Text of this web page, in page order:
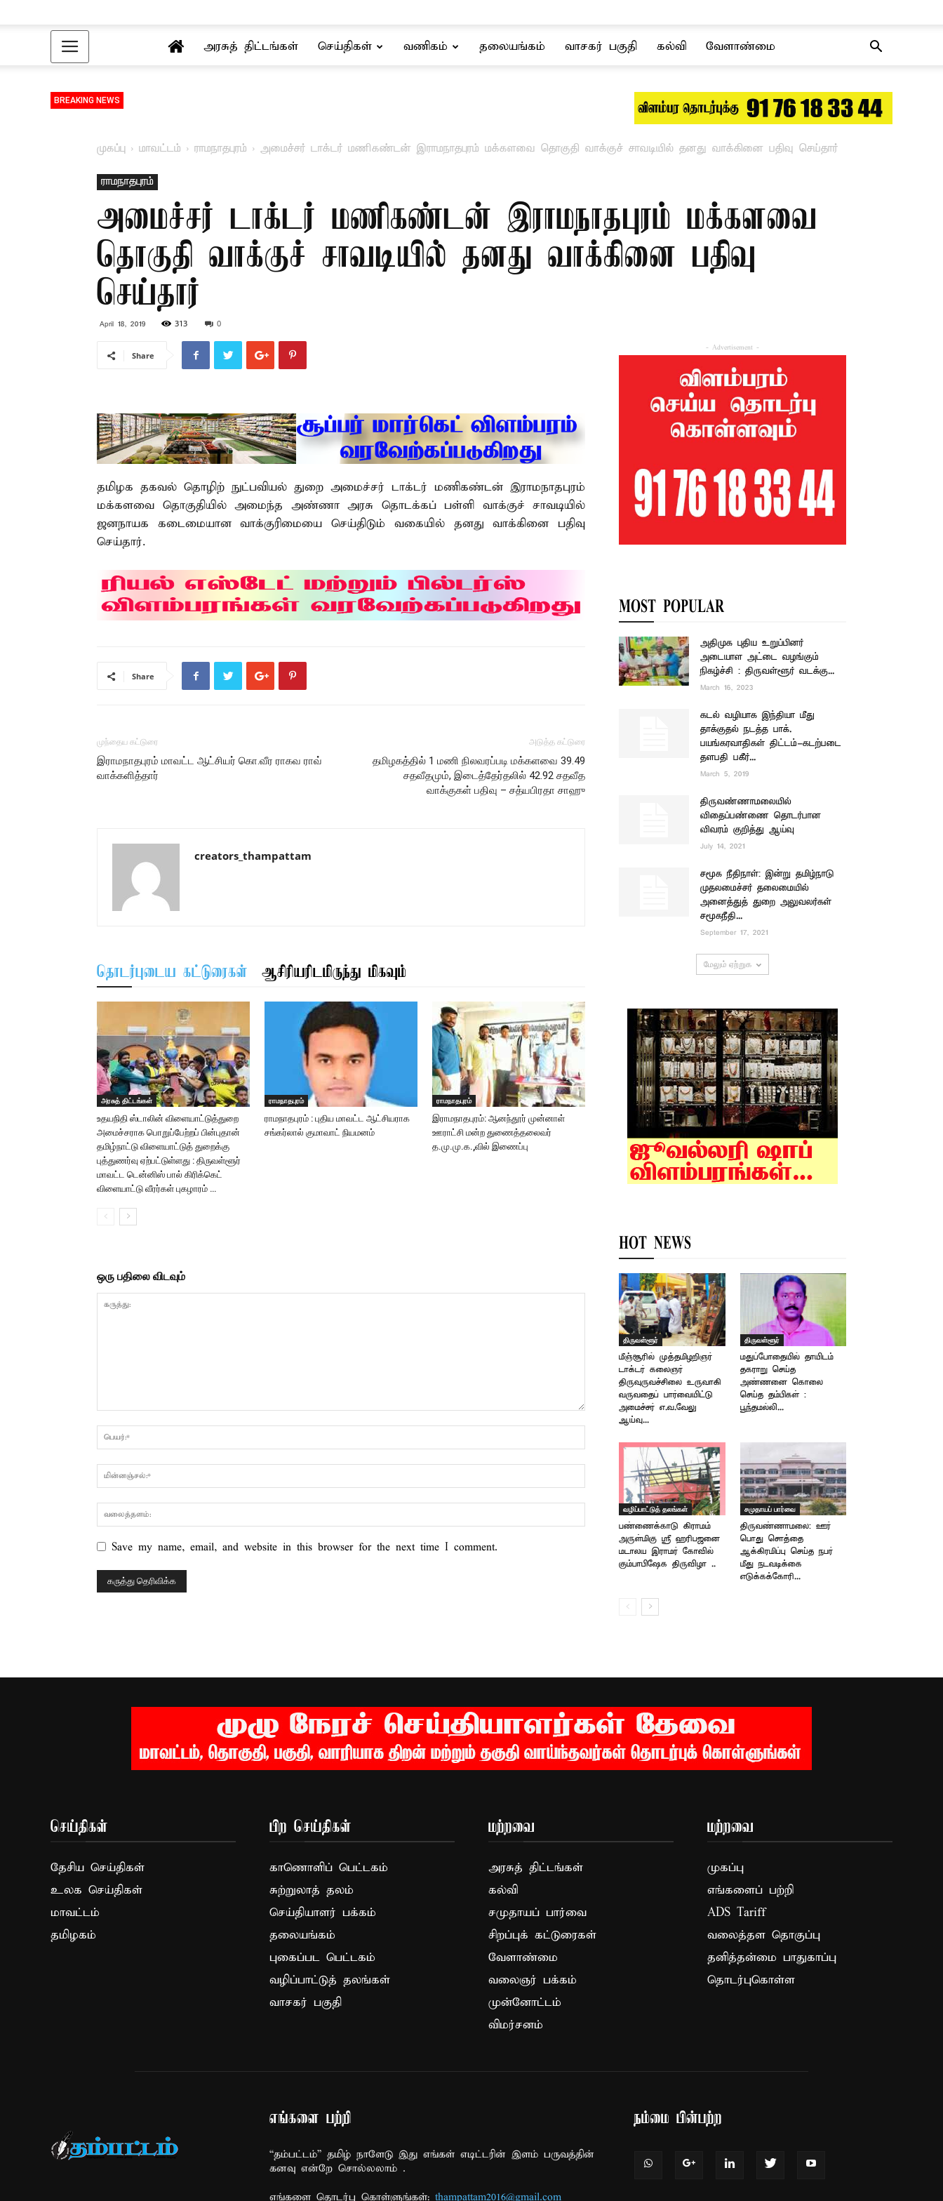
அரசுத் திட்டங்கள் செய்திகள் வணிகம் தலையங்கம் வாசகர் பகுதி கல்வி வேளாண்மை
BREAKING NEWS
முகப்பு மாவட்டம் ராமநாதபுரம் அமைச்சர் டாக்டர் மணிகண்டன் இராமநாதபுரம் மக்களவை தொகுதி வாக்குச் சாவடியில் தனது வாக்கினை பதிவு செய்தார்
ராமநாதபுரம்
அமைச்சர் டாக்டர் மணிகண்டன் இராமநாதபுரம் மக்களவை
தொகுதி வாக்குச் சாவடியில் தனது வாக்கினை பதிவு
செய்தார்
April 18, 2019 313 0
Share
தமிழக தகவல் தொழிற் நுட்பவியல் துறை அமைச்சர் டாக்டர் மணிகண்டன் இராமநாதபுரம்
மக்களவை தொகுதியில் அமைந்த அண்ணா அரசு தொடக்கப் பள்ளி வாக்குச் சாவடியில்
ஜனநாயக கடைமையான வாக்குரிமையை செய்திடும் வகையில் தனது வாக்கினை பதிவு
செய்தார்.
Share
முந்தைய கட்டுரை
இராமநாதபுரம் மாவட்ட ஆட்சியர் கொ.வீர ராகவ ராவ்
வாக்களித்தார்
அடுத்த கட்டுரை
தமிழகத்தில் 1 மணி நிலவரப்படி மக்களவை 39.49
சதவீதமும், இடைத்தேர்தலில் 42.92 சதவீத
வாக்குகள் பதிவு – சத்யபிரதா சாஹு
creators_thampattam
தொடர்புடைய கட்டுரைகள் ஆசிரியரிடமிருந்து மிகவும்
அரசுத் திட்டங்கள்
உதயநிதி ஸ்டாலின் விளையாட்டுத்துறை
அமைச்சராக பொறுப்பேற்றப் பின்புதான்
தமிழ்நாட்டு விளையாட்டுத் துறைக்கு
புத்துணர்வு ஏற்பட்டுள்ளது : திருவள்ளூர்
மாவட்ட டென்னிஸ் பால் கிரிக்கெட்
விளையாட்டு வீரர்கள் புகழாரம் …
ராமநாதபுரம்
ராமநாதபுரம் : புதிய மாவட்ட ஆட்சியராக
சங்கர்லால் குமாவாட் நியமனம்
ராமநாதபுரம்
இராமநாதபுரம்: ஆனந்தூர் முன்னாள்
ஊராட்சி மன்ற துணைத்தலைவர்
த.மு.மு.க.,வில் இணைப்பு
ஒரு பதிலை விடவும்
Save my name, email, and website in this browser for the next time I comment.
- Advertisement -
MOST POPULAR
அதிமுக புதிய உறுப்பினர்
அடையாள அட்டை வழங்கும்
நிகழ்ச்சி : திருவள்ளூர் வடக்கு...
March 16, 2023
கடல் வழியாக இந்தியா மீது
தாக்குதல் நடத்த பாக்.
பயங்கரவாதிகள் திட்டம்-கடற்படை
தளபதி பகீர்...
March 5, 2019
திருவண்ணாமலையில்
விதைப்பண்ணை தொடர்பான
விவரம் குறித்து ஆய்வு
July 14, 2021
சமூக நீதிநாள்: இன்று தமிழ்நாடு
முதலமைச்சர் தலைமையில்
அனைத்துத் துறை அலுவலர்கள்
சமூகநீதி...
September 17, 2021
மேலும் ஏற்றுக
HOT NEWS
திருவள்ளூர்
மீஞ்சூரில் முத்தமிழறிஞர்
டாக்டர் கலைஞர்
திருவுருவச்சிலை உருவாகி
வருவதைப் பார்வையிட்டு
அமைச்சர் எ.வ.வேலு
ஆய்வு...
திருவள்ளூர்
மதுப்போதையில் தாயிடம்
தகராறு செய்த
அண்ணனை கொலை
செய்த தம்பிகள் :
பூந்தமல்லி...
வழிப்பாட்டுத் தலங்கள்
பண்ணைக்காடு கிராமம்
அருள்மிகு ஸ்ரீ ஹரிபஜனை
மடாலய இராமர் கோவில்
கும்பாபிஷேக திருவிழா ..
சமுதாயப் பார்வை
திருவண்ணாமலை: ஊர்
பொது சொத்தை
ஆக்கிரமிப்பு செய்த நபர்
மீது நடவடிக்கை
எடுக்கக்கோரி...
செய்திகள்
தேசிய செய்திகள்
உலக செய்திகள்
மாவட்டம்
தமிழகம்
பிற செய்திகள்
காணொளிப் பெட்டகம்
சுற்றுலாத் தலம்
செய்தியாளர் பக்கம்
தலையங்கம்
புகைப்பட பெட்டகம்
வழிப்பாட்டுத் தலங்கள்
வாசகர் பகுதி
மற்றவை
அரசுத் திட்டங்கள்
கல்வி
சமுதாயப் பார்வை
சிறப்புக் கட்டுரைகள்
வேளாண்மை
வலைஞர் பக்கம்
முன்னோட்டம்
விமர்சனம்
மற்றவை
முகப்பு
எங்களைப் பற்றி
ADS Tariff
வலைத்தள தொகுப்பு
தனித்தன்மை பாதுகாப்பு
தொடர்புகொள்ள
எங்களை பற்றி
“தம்பட்டம்” தமிழ் நாளேடு இது எங்கள் எடிட்டரின் இளம் பருவத்தின்
கனவு என்றே சொல்லலாம் .
எங்களை தொடர்பு கொள்ளுங்கள்: thampattam2016@gmail.com
நம்மை பின்பற்ற